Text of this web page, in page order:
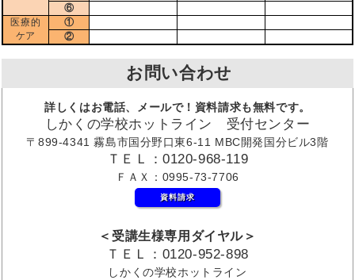
⑥
医療的
ケア
①
②
お問い合わせ
詳しくはお電話、メールで！資料請求も無料です。
しかくの学校ホットライン 受付センター
〒899-4341 霧島市国分野口東6-11 MBC開発国分ビル3階
ＴＥＬ：0120-968-119
ＦＡＸ：0995-73-7706
資料請求
＜受講生様専用ダイヤル＞
ＴＥＬ：0120-952-898
しかくの学校ホットライン